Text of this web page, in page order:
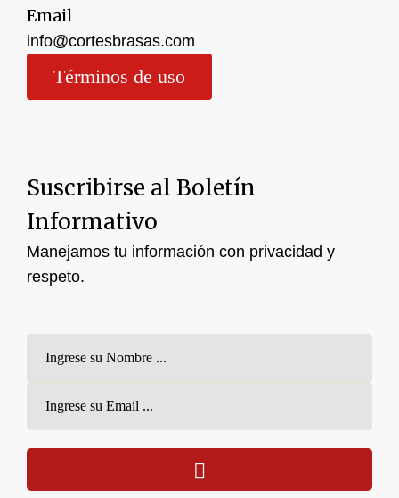
Email
info@cortesbrasas.com
Términos de uso
Suscribirse al Boletín
Informativo
Manejamos tu información con privacidad y
respeto.